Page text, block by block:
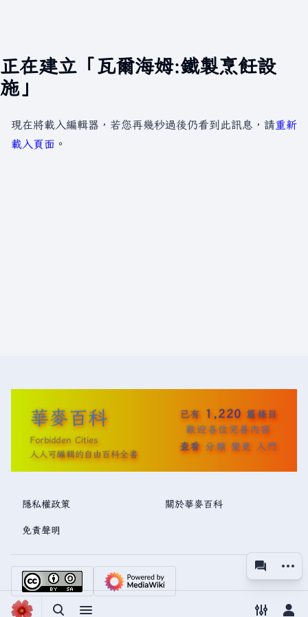
正在建立「瓦爾海姆:鐵製烹飪設
施」
視圖
更多
現在將載入編輯器，若您再幾秒過後仍看到此訊息，請重新
載入頁面 。
華麥百科
Forbidden Cities
人人可編輯的自由百科全書
已有 1,220 篇條目
歡迎各位完善內容
查看 分類 變更 入門
隱私權政策 關於華麥百科
免責聲明